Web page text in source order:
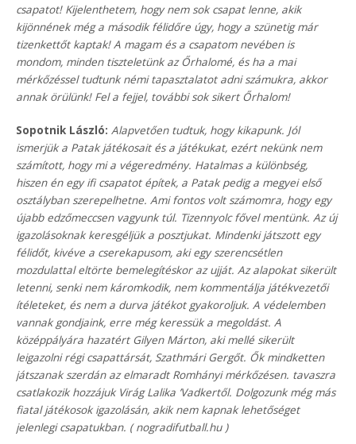
csapatot! Kijelenthetem, hogy nem sok csapat lenne, akik
kijönnének még a második félidőre úgy, hogy a szünetig már
tizenkettőt kaptak! A magam és a csapatom nevében is
mondom, minden tiszteletünk az Őrhalomé, és ha a mai
mérkőzéssel tudtunk némi tapasztalatot adni számukra, akkor
annak örülünk! Fel a fejjel, további sok sikert Őrhalom!
Sopotnik László:Alapvetően tudtuk, hogy kikapunk. Jól
ismerjük a Patak játékosait és a játékukat, ezért nekünk nem
számított, hogy mi a végeredmény. Hatalmas a különbség,
hiszen én egy ifi csapatot építek, a Patak pedig a megyei első
osztályban szerepelhetne. Ami fontos volt számomra, hogy egy
újabb edzőmeccsen vagyunk túl. Tizennyolc fővel mentünk. Az új
igazolásoknak keresgéljük a posztjukat. Mindenki játszott egy
félidőt, kivéve a cserekapusom, aki egy szerencsétlen
mozdulattal eltörte bemelegítéskor az ujját. Az alapokat sikerült
letenni, senki nem káromkodik, nem kommentálja játékvezetői
ítéleteket, és nem a durva játékot gyakoroljuk. A védelemben
vannak gondjaink, erre még keressük a megoldást. A
középpályára hazatért Gilyen Márton, aki mellé sikerült
leigazolni régi csapattársát, Szathmári Gergőt. Ők mindketten
játszanak szerdán az elmaradt Romhányi mérkőzésen. tavaszra
csatlakozik hozzájuk Virág Lalika ’Vadkertől. Dolgozunk még más
fiatal játékosok igazolásán, akik nem kapnak lehetőséget
jelenlegi csapatukban. ( nogradifutball.hu )